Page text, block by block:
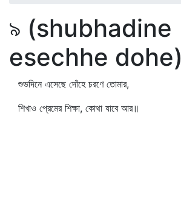
৯ (shubhadine
esechhe dohe)
শুভদিনে এসেছে দোঁহে চরণে তোমার,
শিখাও প্রেমের শিক্ষা, কোথা যাবে আর॥